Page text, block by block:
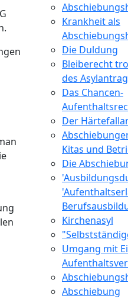
Krankheit als
Die Duldung
Bleiberecht
des
Das Chancen-
Der
Kitas und
Die
Kirchenasyl
Umgang mit
Abschiebung